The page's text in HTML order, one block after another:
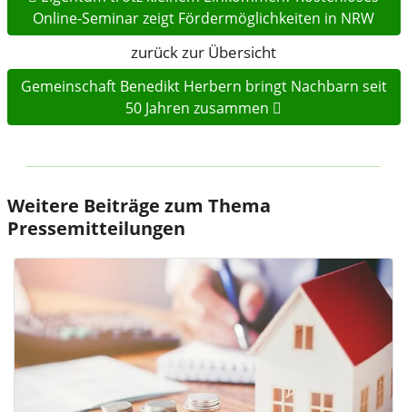
Online-Seminar zeigt Fördermöglichkeiten in NRW
zurück zur Übersicht
Gemeinschaft Benedikt Herbern bringt Nachbarn seit
50 Jahren zusammen
Weitere Beiträge zum Thema
Pressemitteilungen